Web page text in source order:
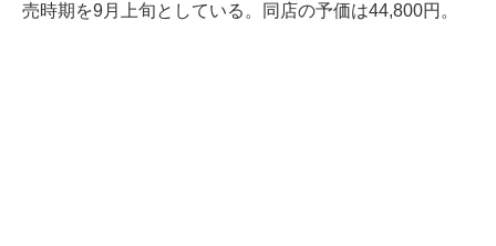
売時期を9月上旬としている。同店の予価は44,800円。